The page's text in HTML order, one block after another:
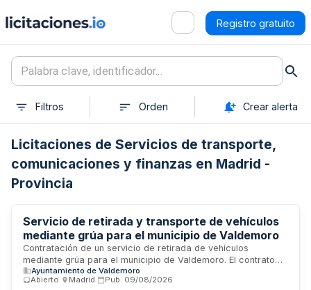
Registro gratuito
Filtros Orden Crear alerta
Licitaciones de Servicios de transporte,
comunicaciones y finanzas en Madrid -
Provincia
Servicio de retirada y transporte de vehículos
mediante grúa para el municipio de Valdemoro
Contratación de un servicio de retirada de vehículos
mediante grúa para el municipio de Valdemoro. El contrato
administrativo comprende el transporte y la gestión de
vehículos según las necesidades municipales. La duración
Ayuntamiento de Valdemoro
Abierto
Madrid Pub. 09/08/2026